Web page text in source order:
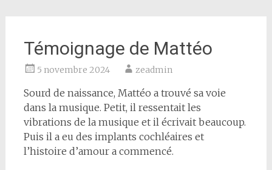
Témoignage de Mattéo
5 novembre 2024 zeadmin
Sourd de naissance, Mattéo a trouvé sa voie
dans la musique. Petit, il ressentait les
vibrations de la musique et il écrivait beaucoup.
Puis il a eu des implants cochléaires et
l’histoire d’amour a commencé.